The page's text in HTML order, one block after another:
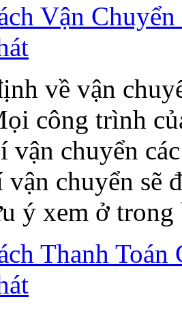
Vận
về vận
công trình
vận chuyển
vận chuyển sẽ
ý xem ở trong
Thanh Toán